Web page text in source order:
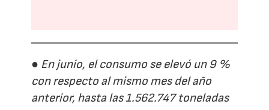
● En junio, el consumo se elevó un 9 %
con respecto al mismo mes del año
anterior, hasta las 1.562.747 toneladas